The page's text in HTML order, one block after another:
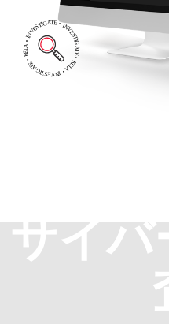
サイバ